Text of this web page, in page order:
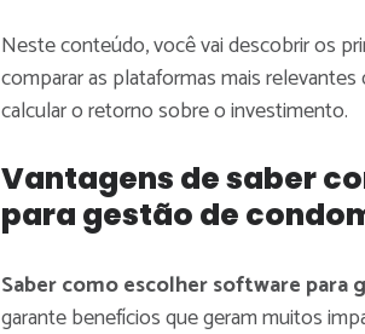
Neste conteúdo, você vai descobrir os
comparar as plataformas mais
calcular o retorno sobre o investimento.
Vantagens de saber
para gestão de
Saber como escolher software para
garante benefícios que geram muitos